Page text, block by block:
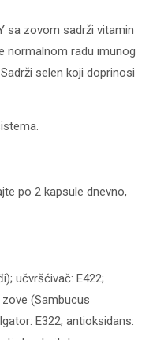
sa zovom sadrži vitamin
normalnom radu imunog
selen koji doprinosi
po 2 kapsule dnevno,
učvršćivač: E422;
(Sambucus
E322; antioksidans: